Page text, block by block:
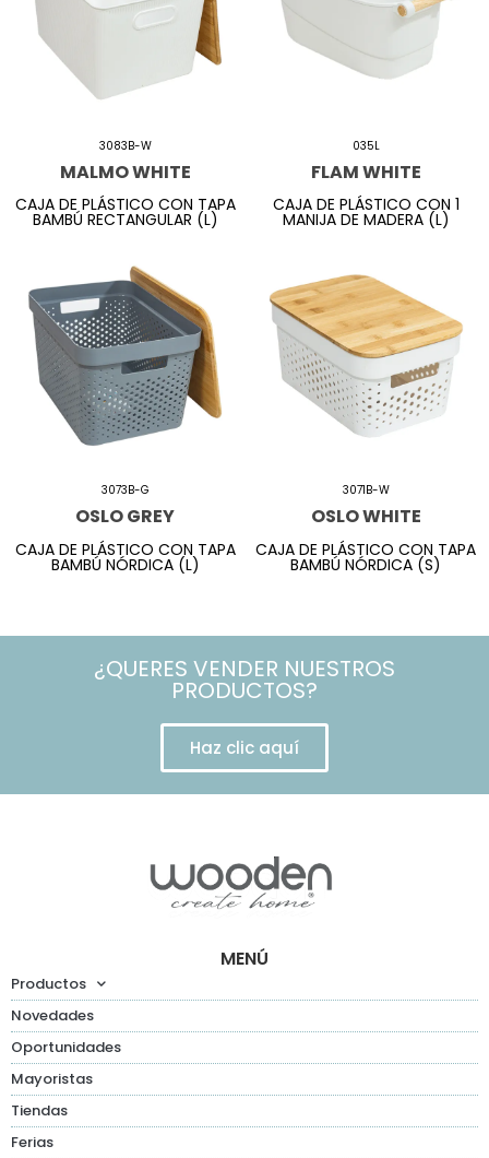
3083B-W
MALMO WHITE
CAJA DE PLÁSTICO CON TAPA
BAMBÚ RECTANGULAR (L)
035L
FLAM WHITE
CAJA DE PLÁSTICO CON 1
MANIJA DE MADERA (L)
3073B-G
OSLO GREY
CAJA DE PLÁSTICO CON TAPA
BAMBÚ NÓRDICA (L)
3071B-W
OSLO WHITE
CAJA DE PLÁSTICO CON TAPA
BAMBÚ NÓRDICA (S)
¿QUERES VENDER NUESTROS
PRODUCTOS?
Haz clic aquí
MENÚ
Productos
Novedades
Oportunidades
Mayoristas
Tiendas
Ferias